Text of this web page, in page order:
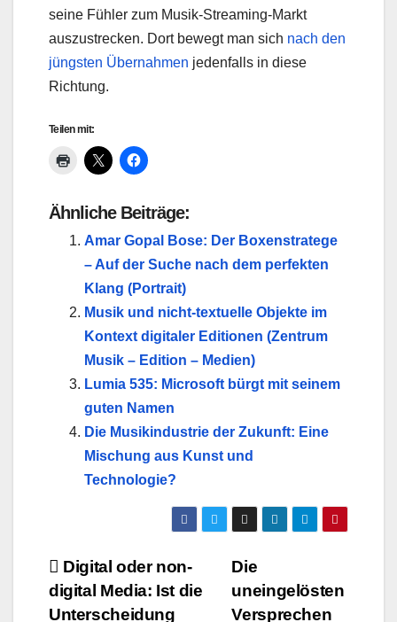
seine Fühler zum Musik-Streaming-Markt
auszustrecken. Dort bewegt man sich nach den
jüngsten Übernahmen jedenfalls in diese
Richtung.
Teilen mit:
Ähnliche Beiträge:
Amar Gopal Bose: Der Boxenstratege
– Auf der Suche nach dem perfekten
Klang (Portrait)
Musik und nicht-textuelle Objekte im
Kontext digitaler Editionen (Zentrum
Musik – Edition – Medien)
Lumia 535: Microsoft bürgt mit seinem
guten Namen
Die Musikindustrie der Zukunft: Eine
Mischung aus Kunst und
Technologie?
Beitragsnavigation
Die
uneingelösten
Versprechen
Digital oder non-
digital Media: Ist die
Unterscheidung